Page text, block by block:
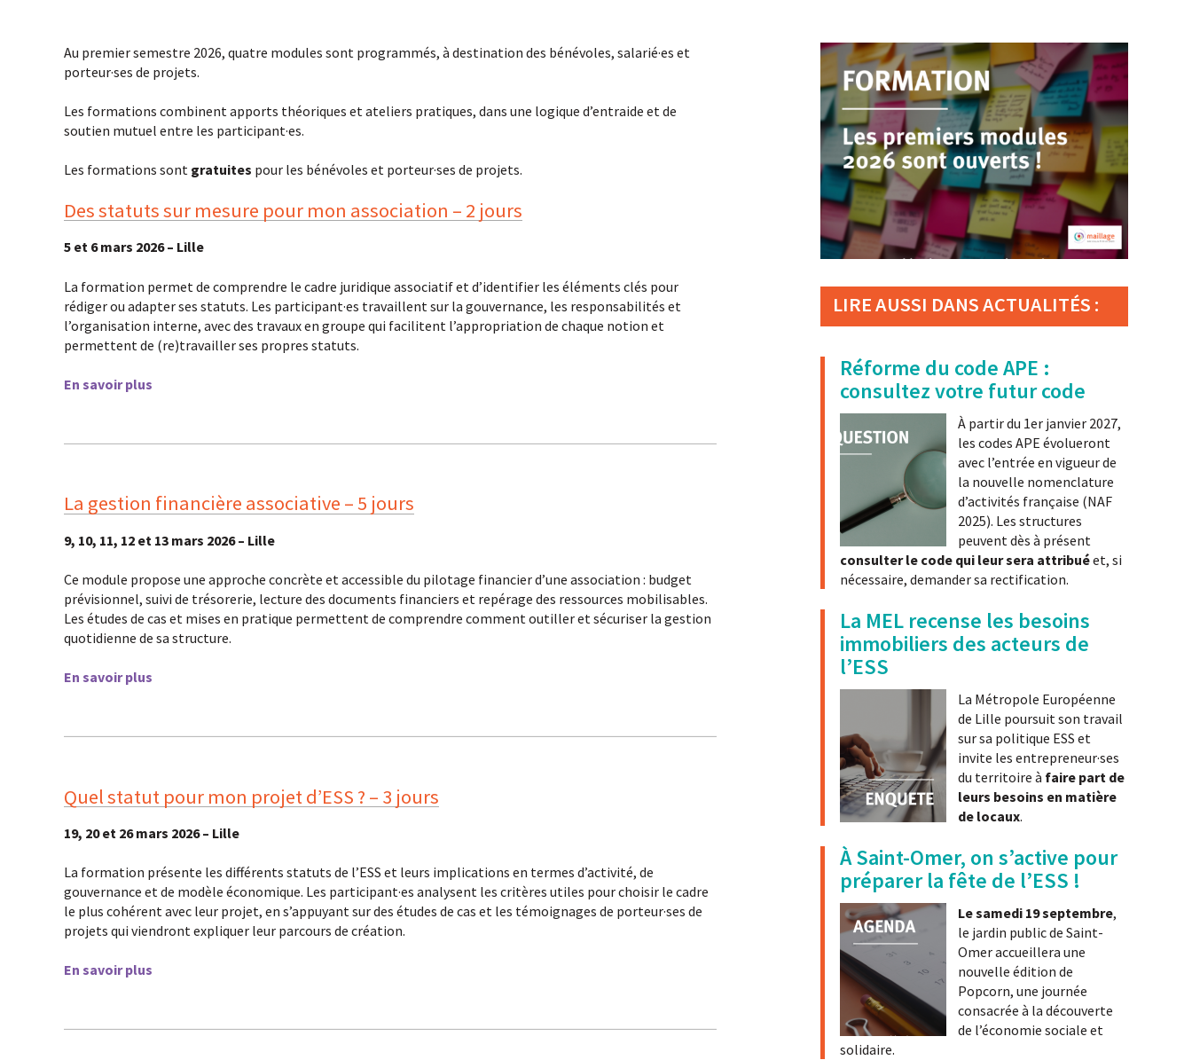
Au premier semestre 2026, quatre modules sont programmés, à destination des bénévoles, salarié·es et
porteur·ses de projets.
Les formations combinent apports théoriques et ateliers pratiques, dans une logique d’entraide et de
soutien mutuel entre les participant·es.
Les formations sont gratuites pour les bénévoles et porteur·ses de projets.
Des statuts sur mesure pour mon association – 2 jours
5 et 6 mars 2026 – Lille
La formation permet de comprendre le cadre juridique associatif et d’identifier les éléments clés pour
rédiger ou adapter ses statuts. Les participant·es travaillent sur la gouvernance, les responsabilités et
l’organisation interne, avec des travaux en groupe qui facilitent l’appropriation de chaque notion et
permettent de (re)travailler ses propres statuts.
En savoir plus
La gestion financière associative – 5 jours
9, 10, 11, 12 et 13 mars 2026 – Lille
Ce module propose une approche concrète et accessible du pilotage financier d’une association : budget
prévisionnel, suivi de trésorerie, lecture des documents financiers et repérage des ressources mobilisables.
Les études de cas et mises en pratique permettent de comprendre comment outiller et sécuriser la gestion
quotidienne de sa structure.
En savoir plus
Quel statut pour mon projet d’ESS ? – 3 jours
19, 20 et 26 mars 2026 – Lille
La formation présente les différents statuts de l’ESS et leurs implications en termes d’activité, de
gouvernance et de modèle économique. Les participant·es analysent les critères utiles pour choisir le cadre
le plus cohérent avec leur projet, en s’appuyant sur des études de cas et les témoignages de porteur·ses de
projets qui viendront expliquer leur parcours de création.
En savoir plus
LIRE AUSSI DANS ACTUALITÉS :
Réforme du code APE :
consultez votre futur code
À partir du 1er janvier 2027,
les codes APE évolueront
avec l’entrée en vigueur de
la nouvelle nomenclature
d’activités française (NAF
2025). Les structures
peuvent dès à présent
consulter le code qui leur sera attribuéet, si
nécessaire, demander sa rectification.
La MEL recense les besoins
immobiliers des acteurs de
l’ESS
La Métropole Européenne
de Lille poursuit son travail
sur sa politique ESS et
invite les entrepreneur·ses
du territoire à faire part de
leurs besoins en matière
de locaux.
À Saint-Omer, on s’active pour
préparer la fête de l’ESS !
Le samedi 19 septembre,
le jardin public de Saint-
Omer accueillera une
nouvelle édition de
Popcorn, une journée
consacrée à la découverte
de l’économie sociale et
solidaire.